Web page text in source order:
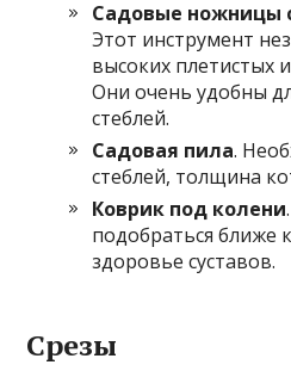
Садовые ножницы
Этот инструмент
высоких плетистых
Они очень удобны
стеблей.
Садовая пила.
стеблей, толщина
Коврик под колени
подобраться ближе
здоровье суставов.
Срезы